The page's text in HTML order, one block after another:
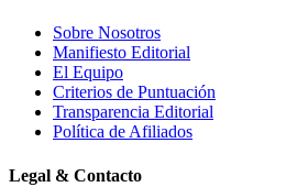
Sobre Nosotros
Manifiesto Editorial
El Equipo
Criterios de Puntuación
Transparencia Editorial
Política de Afiliados
Legal & Contacto